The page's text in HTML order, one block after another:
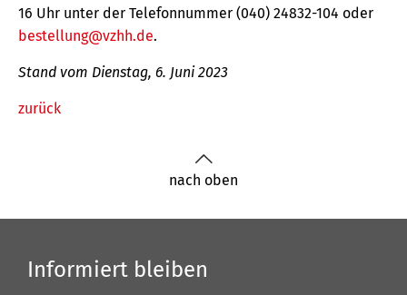
16 Uhr unter der Telefonnummer (040) 24832-104 oder
bestellung@vzhh.de.
Stand vom Dienstag, 6. Juni 2023
zurück
nach oben
Informiert bleiben